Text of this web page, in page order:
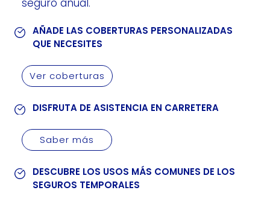
seguro anual.
AÑADE LAS COBERTURAS PERSONALIZADAS
QUE NECESITES
Ver coberturas
DISFRUTA DE ASISTENCIA EN CARRETERA
Saber más
DESCUBRE LOS USOS MÁS COMUNES DE LOS
SEGUROS TEMPORALES